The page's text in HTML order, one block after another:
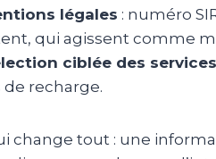
légales : numéro
qui agissent comme
ciblée des services
de recharge.
change tout : une